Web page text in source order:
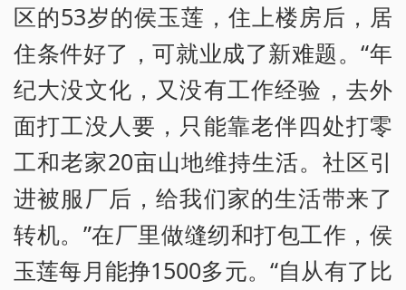
区的53岁的侯玉莲，住上楼房后，居
住条件好了，可就业成了新难题。“年
纪大没文化，又没有工作经验，去外
面打工没人要，只能靠老伴四处打零
工和老家20亩山地维持生活。社区引
进被服厂后，给我们家的生活带来了
转机。”在厂里做缝纫和打包工作，侯
玉莲每月能挣1500多元。“自从有了比